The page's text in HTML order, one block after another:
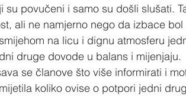
povučeni i samo su došli slušati.
ali ne namjerno nego da izbace
na licu i dignu atmosferu
druge dovode u balans i mijenjaju.
se članove što više informirati i
koliko ovise o potpori jedni